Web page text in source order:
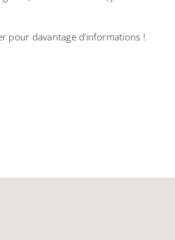
pour davantage d’informations !